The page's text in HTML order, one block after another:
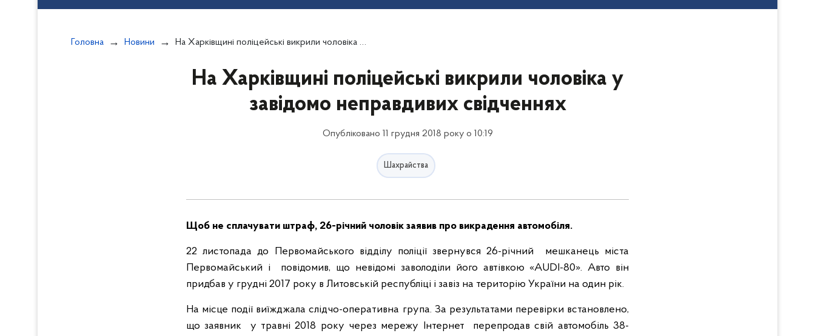
Головна Новини На Харківщині поліцейські викрили чоловіка у завідомо неправдивих свідченнях
На Харківщині поліцейські викрили чоловіка у
завідомо неправдивих свідченнях
Опубліковано 11 грудня 2018 року о 10:19
Шахрайства
Щоб не сплачувати штраф, 26-річний чоловік заявив про викрадення автомобіля.
22 листопада до Первомайського відділу поліції звернувся 26-річний мешканець міста
Первомайський і повідомив, що невідомі заволоділи його автівкою «AUDI-80». Авто він
придбав у грудні 2017 року в Литовській республіці і завіз на територію України на один рік.
На місце події виїжджала слідчо-оперативна група. За результатами перевірки встановлено,
що заявник у травні 2018 року через мережу Інтернет перепродав свій автомобіль 38-